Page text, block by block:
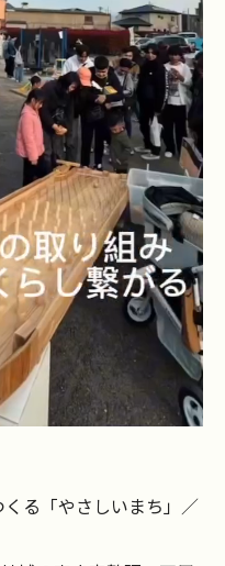
る「やさしいまち」／